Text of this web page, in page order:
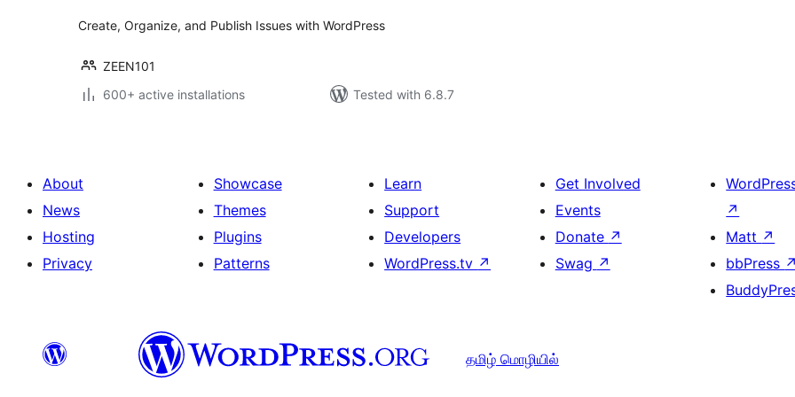
Create, Organize, and Publish Issues with WordPress
ZEEN101
600+ active installations
Tested with 6.8.7
About
News
Hosting
Privacy
Showcase
Themes
Plugins
Patterns
Learn
Support
Developers
WordPress.tv ↗
Get Involved
Events
Donate ↗
Swag ↗
↗
Matt ↗
bbPress ↗
தமிழ் மொழியில்